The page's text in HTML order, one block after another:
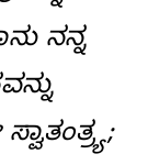
ನನ್ನ